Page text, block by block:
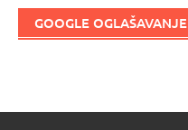
GOOGLE OGLAŠAVANJE